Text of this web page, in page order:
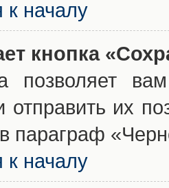
к началу
кнопка
позволяет
отправить их
параграф
к началу